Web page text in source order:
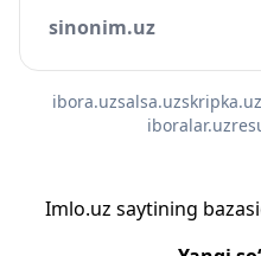
sinonim.uz
ibora.uzsalsa.uzskripka.uz
iboralar.uz
Imlo.uz saytining